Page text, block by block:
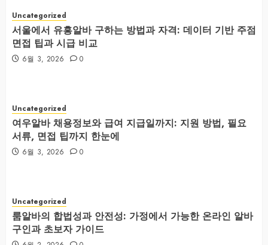
Uncategorized
서울에서 유흥알바 구하는 방법과 자격: 데이터 기반 주점
면접 팁과 시급 비교
6월 3, 2026 0
Uncategorized
여우알바 채용정보와 급여 지급일까지: 지원 방법, 필요
서류, 면접 팁까지 한눈에
6월 3, 2026 0
Uncategorized
룸알바의 합법성과 안전성: 가정에서 가능한 온라인 알바
구인과 초보자 가이드